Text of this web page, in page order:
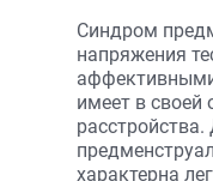
Синдром
напряжения
имеет в своей
характерна